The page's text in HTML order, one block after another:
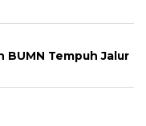
BUMN Tempuh Jalur